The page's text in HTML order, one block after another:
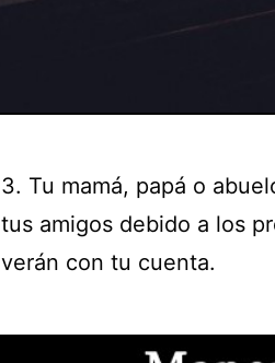
3. Tu mamá, papá o
tus amigos debido a los
verán con tu cuenta.